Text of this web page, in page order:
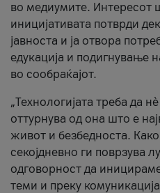
во медиумите. Интересот
иницијативата потврди
јавноста и ја отвора
едукација и подигнување
во сообраќајот.
„Технологијата треба да
оттурнува од она што е
живот и безбедноста.
секојдневно ги поврзува
одговорност да
теми и преку